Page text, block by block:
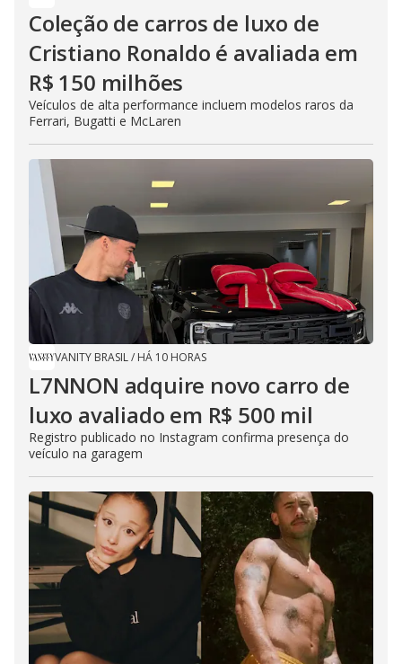
Coleção de carros de luxo de
Cristiano Ronaldo é avaliada em
R$ 150 milhões
Veículos de alta performance incluem modelos raros da
Ferrari, Bugatti e McLaren
VANITY BRASIL/ HÁ 10 HORAS
L7NNON adquire novo carro de
luxo avaliado em R$ 500 mil
Registro publicado no Instagram confirma presença do
veículo na garagem